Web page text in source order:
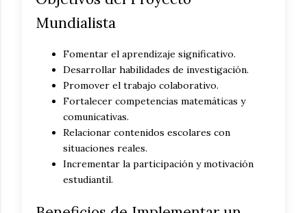
Mundialista
Fomentar el aprendizaje significativo.
Desarrollar habilidades de investigación.
Promover el trabajo colaborativo.
Fortalecer competencias matemáticas y
comunicativas.
Relacionar contenidos escolares con
situaciones reales.
Incrementar la participación y motivación
estudiantil.